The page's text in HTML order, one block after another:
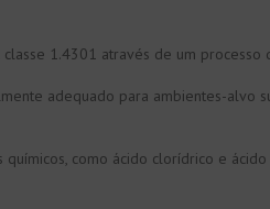
1.4301 através de um
adequado para ambientes-alvo
como ácido clorídrico e